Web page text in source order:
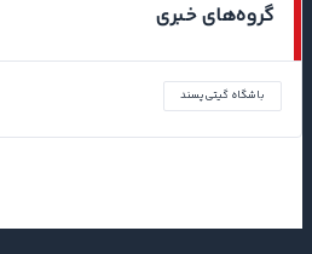
گروه‌های خبری
باشگاه گیتی‌پسند